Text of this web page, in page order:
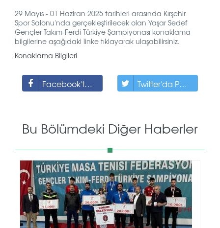
29 Mayıs - 01 Haziran 2025 tarihleri arasında Kırşehir
Spor Salonu'nda gerçekleştirilecek olan Yaşar Sedef
Gençler Takım-Ferdi Türkiye Şampiyonası konaklama
bilgilerine aşağıdaki linke tıklayarak ulaşabilirsiniz.
Konaklama Bilgileri
Facebook'ta Paylaş Twitter'da Paylaş
Bu Bölümdeki Diğer Haberler